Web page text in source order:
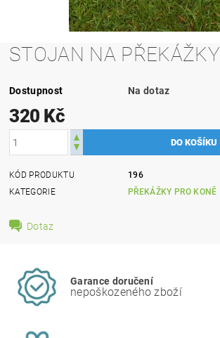
STOJAN NA PŘEKÁŽKY
Dostupnost Na dotaz
320 Kč
KÓD PRODUKTU
196
KATEGORIE
PŘEKÁŽKY PRO KONĚ
Dotaz
Garance doručení
nepoškozeného zboží